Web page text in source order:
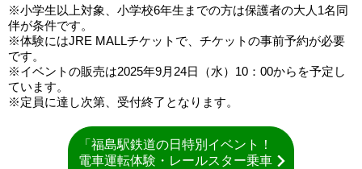
※小学生以上対象、小学校6年生までの方は保護者の大人1名同
伴が条件です。
※体験にはJRE MALLチケットで、チケットの事前予約が必要
です。
※イベントの販売は2025年9月24日（水）10：00からを予定し
ています。
※定員に達し次第、受付終了となります。
「福島駅鉄道の日特別イベント！
電車運転体験・レールスター乗車